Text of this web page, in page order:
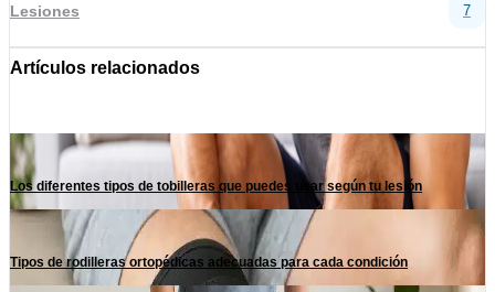
Lesiones 7
Artículos relacionados
Los diferentes tipos de tobilleras que puedes usar según tu lesión
Tipos de rodilleras ortopédicas adecuadas para cada condición